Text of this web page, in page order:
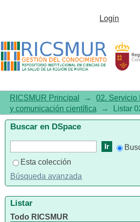
Listar 02.09.01.
autor "Novo-
Mercedes"
Login
RICSMUR Principal →
02. Servicio
y comunicación científica
→ Listar
Buscar en DSpace
Esta colección
Búsqueda avanzada
Listar
Todo RICSMUR